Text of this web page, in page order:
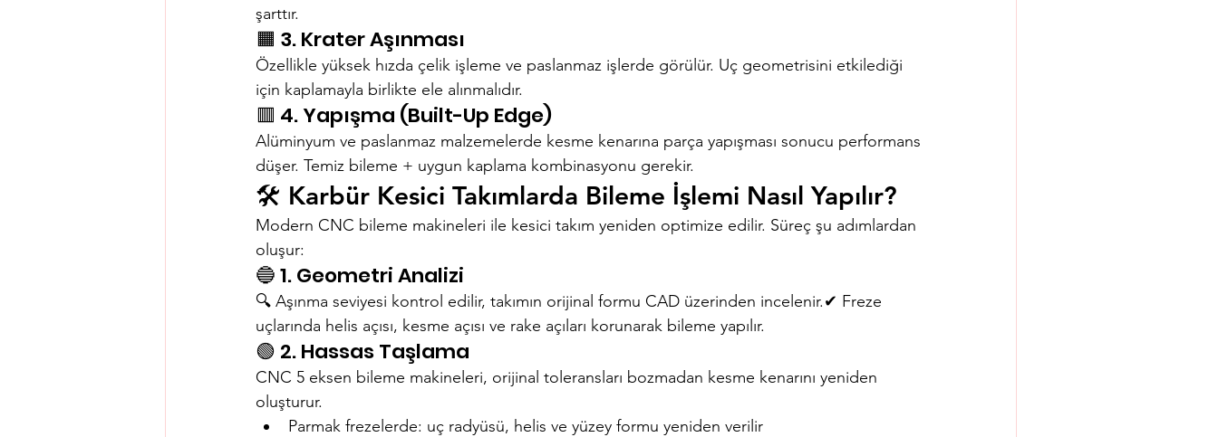
şarttır.
🟧 3. Krater Aşınması
Özellikle yüksek hızda çelik işleme ve paslanmaz işlerde görülür. Uç geometrisini etkilediği
için kaplamayla birlikte ele alınmalıdır.
🟥 4. Yapışma (Built-Up Edge)
Alüminyum ve paslanmaz malzemelerde kesme kenarına parça yapışması sonucu performans
düşer. Temiz bileme + uygun kaplama kombinasyonu gerekir.
🛠️ Karbür Kesici Takımlarda Bileme İşlemi Nasıl Yapılır?
Modern CNC bileme makineleri ile kesici takım yeniden optimize edilir. Süreç şu adımlardan
oluşur:
🔵 1. Geometri Analizi
🔍 Aşınma seviyesi kontrol edilir, takımın orijinal formu CAD üzerinden incelenir.✔ Freze
uçlarında helis açısı, kesme açısı ve rake açıları korunarak bileme yapılır.
🟢 2. Hassas Taşlama
CNC 5 eksen bileme makineleri, orijinal toleransları bozmadan kesme kenarını yeniden
oluşturur.
Parmak frezelerde: uç radyüsü, helis ve yüzey formu yeniden verilir